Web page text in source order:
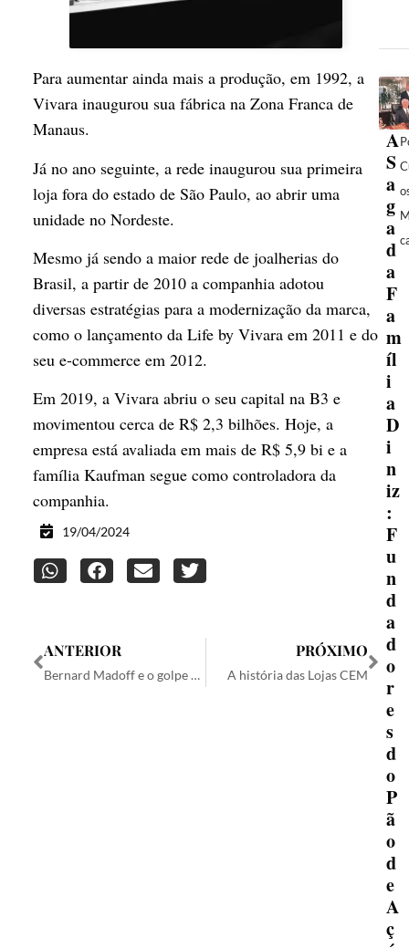
Para aumentar ainda mais a produção, em 1992, a
Vivara inaugurou sua fábrica na Zona Franca de
Manaus.
Já no ano seguinte, a rede inaugurou sua primeira
loja fora do estado de São Paulo, ao abrir uma
unidade no Nordeste.
Mesmo já sendo a maior rede de joalherias do
Brasil, a partir de 2010 a companhia adotou
diversas estratégias para a modernização da marca,
como o lançamento da Life by Vivara em 2011 e do
seu e-commerce em 2012.
Em 2019, a Vivara abriu o seu capital na B3 e
movimentou cerca de R$ 2,3 bilhões. Hoje, a
empresa está avaliada em mais de R$ 5,9 bi e a
família Kaufman segue como controladora da
companhia.
19/04/2024
ANTERIOR
Bernard Madoff e o golpe de US$ 65 bilhões
PRÓXIMO
A história das Lojas CEM
A
S
a
g
a
d
a
F
a
m
íl
i
a
D
i
n
iz
:
F
u
n
d
a
d
o
r
e
s
d
o
P
ã
o
d
e
A
ç